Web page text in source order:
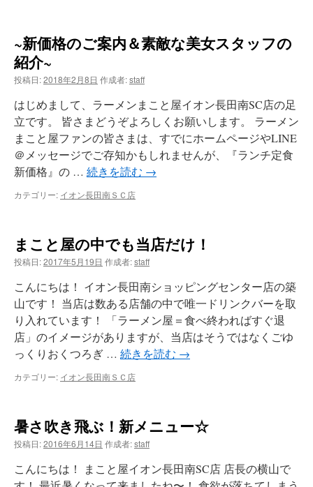
~新価格のご案内＆素敵な美女スタッフの
紹介~
投稿日:2018年2月8日 作成者:staff
はじめまして、ラーメンまこと屋イオン長田南SC店の足
立です。 皆さまどうぞよろしくお願いします。 ラーメン
まこと屋ファンの皆さまは、すでにホームページやLINE
＠メッセージでご存知かもしれませんが、『ランチ定食
新価格』の … 続きを読む →
カテゴリー: イオン長田南ＳＣ店
まこと屋の中でも当店だけ！
投稿日:2017年5月19日 作成者:staff
こんにちは！ イオン長田南ショッピングセンター店の築
山です！ 当店は数ある店舗の中で唯一ドリンクバーを取
り入れています！ 「ラーメン屋＝食べ終わればすぐ退
店」のイメージがありますが、当店はそうではなくごゆ
っくりおくつろぎ … 続きを読む →
カテゴリー: イオン長田南ＳＣ店
暑さ吹き飛ぶ！新メニュー☆
投稿日:2016年6月14日 作成者:staff
こんにちは！ まこと屋イオン長田南SC店 店長の横山で